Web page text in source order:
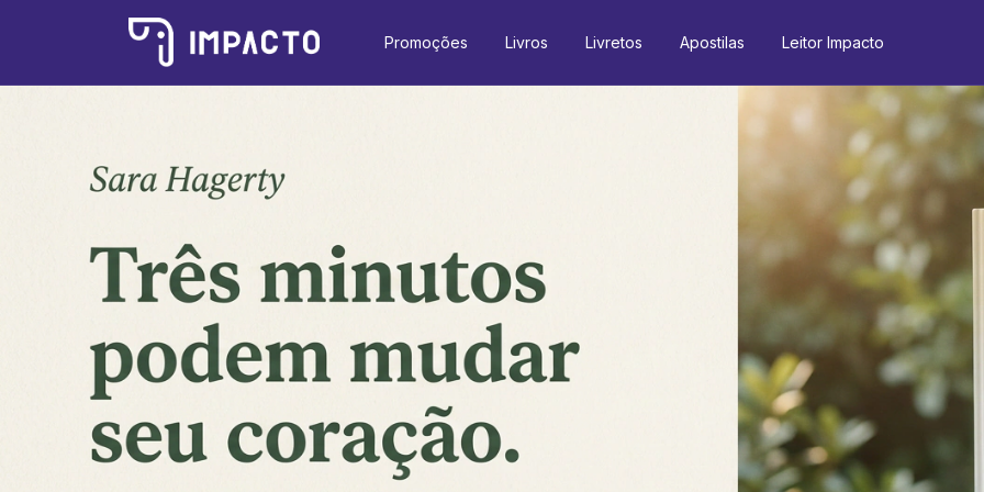
Promoções Livros Livretos Apostilas Leitor Impacto